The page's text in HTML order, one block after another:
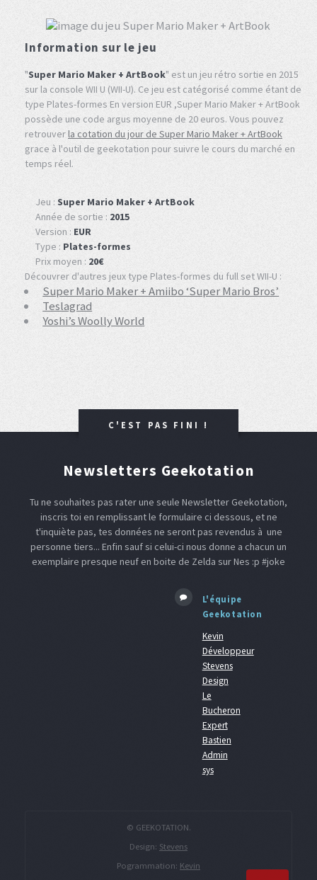
Information sur le jeu
"Super Mario Maker + ArtBook" est un jeu rétro sortie en 2015
sur la console WII U (WII-U). Ce jeu est catégorisé comme étant de
type Plates-formes En version EUR ,Super Mario Maker + ArtBook
possède une code argus moyenne de 20 euros. Vous pouvez
retrouverla cotation du jour de Super Mario Maker + ArtBook
grace à l'outil de geekotation pour suivre le cours du marché en
temps réel.
Jeu : Super Mario Maker + ArtBook
Année de sortie : 2015
Version : EUR
Type : Plates-formes
Prix moyen : 20€
Découvrer d'autres jeux type Plates-formes du full set WII-U :
Super Mario Maker + Amiibo ‘Super Mario Bros’
Teslagrad
Yoshi’s Woolly World
C'EST PAS FINI !
Newsletters Geekotation
Tu ne souhaites pas rater une seule Newsletter Geekotation,
inscris toi en remplissant le formulaire ci dessous, et ne
t'inquiète pas, tes données ne seront pas revendus à une
personne tiers... Enfin sauf si celui-ci nous donne a chacun un
exemplaire presque neuf en boite de Zelda sur Nes :p #joke
L'équipe
Geekotation
Kevin
Développeur
Stevens
Design
Le
Bucheron
Expert
Bastien
Admin
sys
© GEEKOTATION.
Design: Stevens
Pogrammation: Kevin